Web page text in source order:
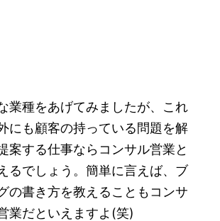
業種をあげてみましたが、これ
にも顧客の持っている問題を解
案する仕事ならコンサル営業と
るでしょう。簡単に言えば、ブ
の書き方を教えることもコンサ
業だといえますよ(笑)